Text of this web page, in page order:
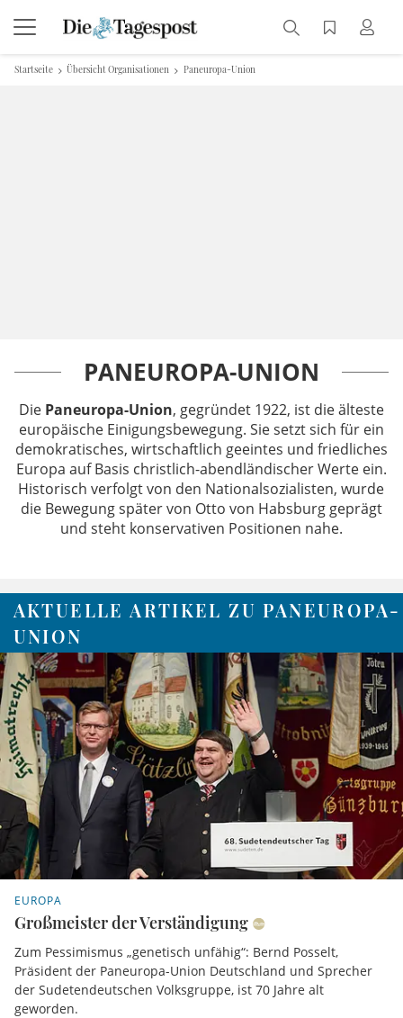
Startseite Übersicht Organisationen Paneuropa-Union
PANEUROPA-UNION
Die Paneuropa-Union, gegründet 1922, ist die älteste
europäische Einigungsbewegung. Sie setzt sich für ein
demokratisches, wirtschaftlich geeintes und friedliches
Europa auf Basis christlich-abendländischer Werte ein.
Historisch verfolgt von den Nationalsozialisten, wurde
die Bewegung später von Otto von Habsburg geprägt
und steht konservativen Positionen nahe.
AKTUELLE ARTIKEL ZU PANEUROPA-
UNION
EUROPA
Großmeister der Verständigung
Zum Pessimismus „genetisch unfähig“: Bernd Posselt,
Präsident der Paneuropa-Union Deutschland und Sprecher
der Sudetendeutschen Volksgruppe, ist 70 Jahre alt
geworden.